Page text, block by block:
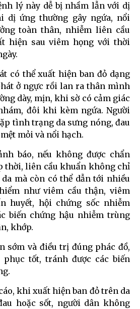
lý này dễ bị nhầm lẫn với dị
dị ứng thường gây ngứa, nổi
toàn thân, nhiễm liên cầu
hiện sau viêm họng với thời
có thể xuất hiện ban đỏ dạng
ở ngực rồi lan ra thân mình
dày, mịn, khi sờ có cảm giác
đôi khi kèm ngứa. Người
tình trạng da sưng nóng, đau
mỏi và nổi hạch.
báo, nếu không được chẩn
thời, liên cầu khuẩn không chỉ
mà còn có thể dẫn tới nhiều
như viêm cầu thận, viêm
huyết, hội chứng sốc nhiễm
biến chứng hậu nhiễm trùng
khớp.
sớm và điều trị đúng phác đồ,
tốt, tránh được các biến
khi xuất hiện ban đỏ trên da
hoặc sốt, người dân không